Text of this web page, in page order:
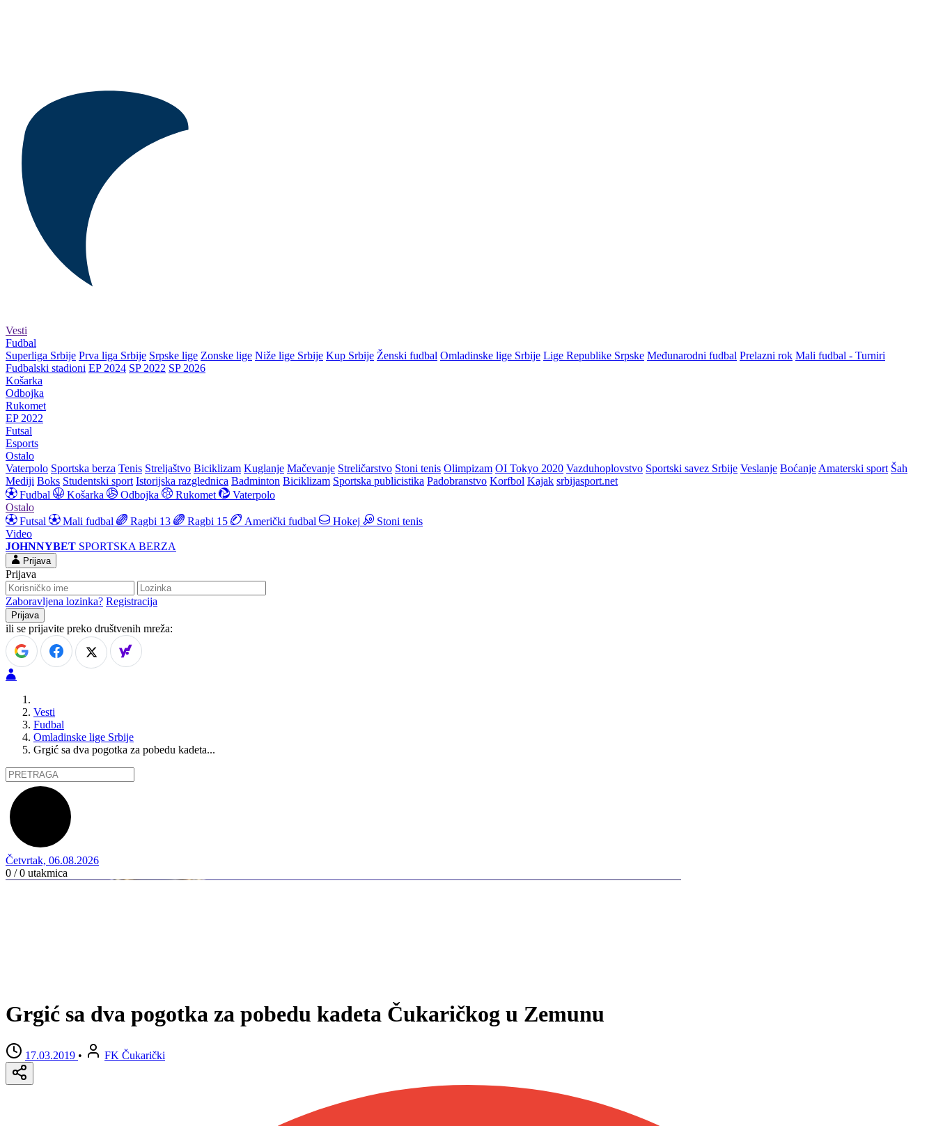
Vesti
Fudbal
Superliga Srbije Prva liga Srbije Srpske lige Zonske lige Niže lige Srbije Kup Srbije Ženski fudbal Omladinske lige Srbije Lige Republike Srpske Međunarodni fudbal Prelazni rok Mali fudbal - Turniri
Fudbalski stadioni EP 2024 SP 2022 SP 2026
Košarka
Odbojka
Rukomet
EP 2022
Futsal
Esports
Ostalo
Vaterpolo Sportska berza Tenis Streljaštvo Biciklizam Kuglanje Mačevanje Streličarstvo Stoni tenis Olimpizam OI Tokyo 2020 Vazduhoplovstvo Sportski savez Srbije Veslanje Boćanje Amaterski sport Šah
Mediji Boks Studentski sport Istorijska razglednica Badminton Biciklizam Sportska publicistika Padobranstvo Korfbol Kajak srbijasport.net
Fudbal
Košarka Odbojka Rukomet
Vaterpolo
Ostalo
Futsal
Mali fudbal Ragbi 13 Ragbi 15 Američki fudbal Hokej
Stoni tenis
Video
JOHNNYBET SPORTSKA BERZA
Prijava
Prijava
Zaboravljena lozinka? Registracija
ili se prijavite preko društvenih mreža:
Vesti
Fudbal
Omladinske lige Srbije
Grgić sa dva pogotka za pobedu kadeta...
Četvrtak, 06.08.2026
0 / 0 utakmica
Grgić sa dva pogotka za pobedu kadeta Čukaričkog u Zemunu
17.03.2019 • FK Čukarički